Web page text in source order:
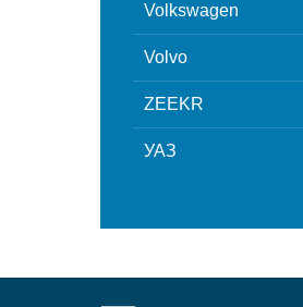
Volkswagen
Volvo
ZEEKR
УАЗ